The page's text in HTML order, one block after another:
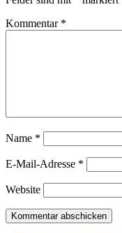
Kommentar *
Name *
E-Mail-Adresse *
Website